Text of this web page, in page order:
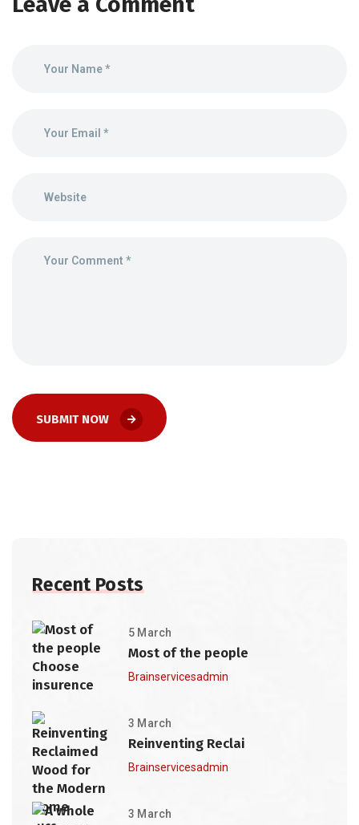
SUBMIT NOW
Recent Posts
5 March
Most of the people
Brainservicesadmin
3 March
Reinventing Reclai
Brainservicesadmin
3 March